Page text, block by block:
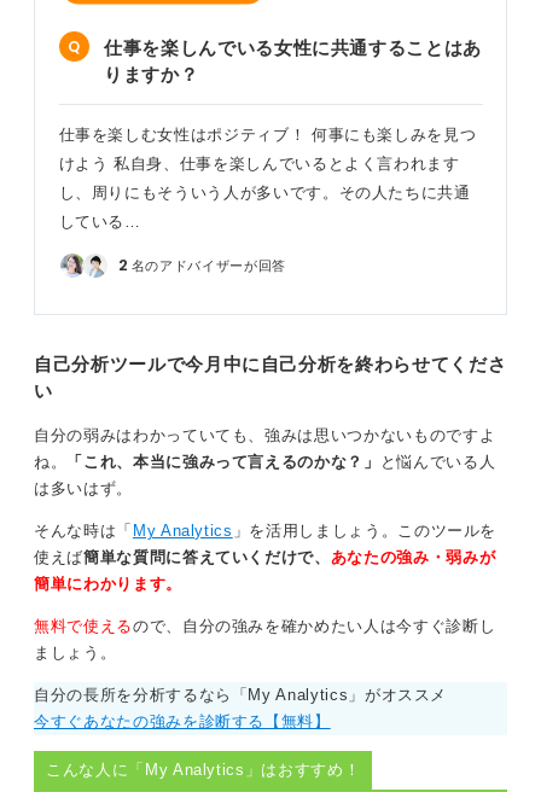
仕事を楽しんでいる女性に共通することはあ
りますか？
仕事を楽しむ女性はポジティブ！ 何事にも楽しみを見つ
けよう 私自身、仕事を楽しんでいるとよく言われます
し、周りにもそういう人が多いです。その人たちに共通
している…
2 名のアドバイザーが回答
自己分析ツールで今月中に自己分析を終わらせてくださ
い
自分の弱みはわかっていても、強みは思いつかないものですよ
ね。
「これ、本当に強みって言えるのかな？」
と悩んでいる人
は多いはず。
そんな時は「 My Analytics 」を活用しましょう。このツールを
使えば簡単な質問に答えていくだけで、 あなたの強み・弱みが
簡単にわかります。
無料で使えるので、自分の強みを確かめたい人は今すぐ診断し
ましょう。
自分の長所を分析するなら「My Analytics」がオススメ
今すぐあなたの強みを診断する【無料】
こんな人に「My Analytics」はおすすめ！